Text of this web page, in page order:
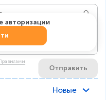
Отправить
авторизации
Новые